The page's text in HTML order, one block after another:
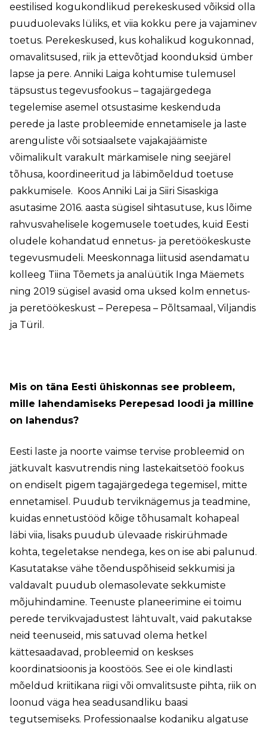
eestilised kogukondlikud perekeskused võiksid olla
puuduolevaks lüliks, et viia kokku pere ja vajaminev
toetus. Perekeskused, kus kohalikud kogukonnad,
omavalitsused, riik ja ettevõtjad koonduksid ümber
lapse ja pere. Anniki Laiga kohtumise tulemusel
täpsustus tegevusfookus – tagajärgedega
tegelemise asemel otsustasime keskenduda
perede ja laste probleemide ennetamisele ja laste
arenguliste või sotsiaalsete vajakajäämiste
võimalikult varakult märkamisele ning seejärel
tõhusa, koordineeritud ja läbimõeldud toetuse
pakkumisele. Koos Anniki Lai ja Siiri Sisaskiga
asutasime 2016. aasta sügisel sihtasutuse, kus lõime
rahvusvahelisele kogemusele toetudes, kuid Eesti
oludele kohandatud ennetus- ja peretöökeskuste
tegevusmudeli. Meeskonnaga liitusid asendamatu
kolleeg Tiina Tõemets ja analüütik Inga Mäemets
ning 2019 sügisel avasid oma uksed kolm ennetus-
ja peretöökeskust – Perepesa – Põltsamaal, Viljandis
ja Türil.
Mis on täna Eesti ühiskonnas see probleem,
mille lahendamiseks Perepesad loodi ja milline
on lahendus?
Eesti laste ja noorte vaimse tervise probleemid on
jätkuvalt kasvutrendis ning lastekaitsetöö fookus
on endiselt pigem tagajärgedega tegemisel, mitte
ennetamisel. Puudub terviknägemus ja teadmine,
kuidas ennetustööd kõige tõhusamalt kohapeal
läbi viia, lisaks puudub ülevaade riskirühmade
kohta, tegeletakse nendega, kes on ise abi palunud.
Kasutatakse vähe tõenduspõhiseid sekkumisi ja
valdavalt puudub olemasolevate sekkumiste
mõjuhindamine. Teenuste planeerimine ei toimu
perede tervikvajadustest lähtuvalt, vaid pakutakse
neid teenuseid, mis satuvad olema hetkel
kättesaadavad, probleemid on keskses
koordinatsioonis ja koostöös. See ei ole kindlasti
mõeldud kriitikana riigi või omvalitsuste pihta, riik on
loonud väga hea seadusandliku baasi
tegutsemiseks. Professionaalse kodaniku algatuse